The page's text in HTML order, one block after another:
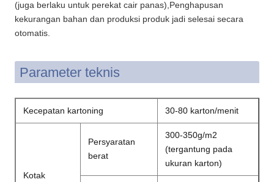
(juga berlaku untuk perekat cair panas),Penghapusan
kekurangan bahan dan produksi produk jadi selesai secara
otomatis.
Parameter teknis
Kecepatan kartoning 30-80 karton/menit
Kotak
Persyaratan
berat
300-350g/m2
(tergantung pada
ukuran karton)